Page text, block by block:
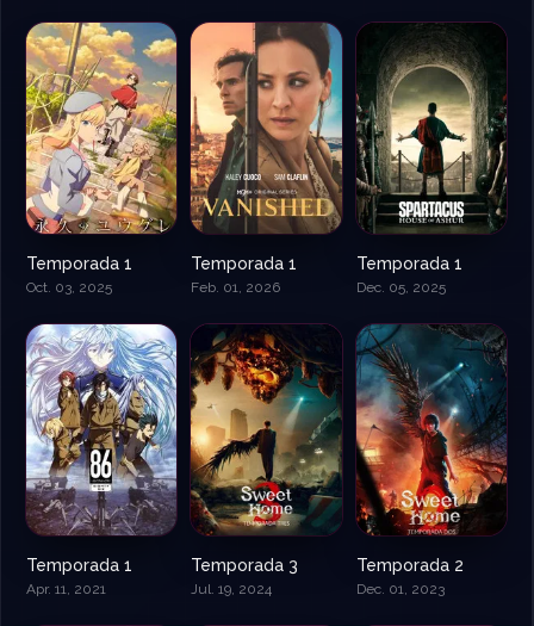
Temporada 1
Oct. 03, 2025
Temporada 1
Feb. 01, 2026
Temporada 1
Dec. 05, 2025
Temporada 1
Apr. 11, 2021
Temporada 3
Jul. 19, 2024
Temporada 2
Dec. 01, 2023